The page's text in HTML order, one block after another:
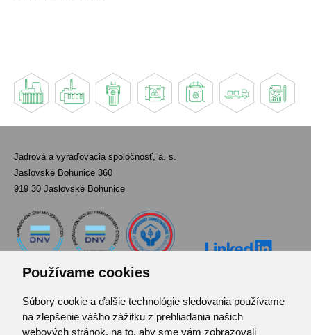
Používame cookies
Súbory cookie a ďalšie technológie sledovania používame
na zlepšenie vášho zážitku z prehliadania našich
webových stránok, na to, aby sme vám zobrazovali
Jadrová a vyraďovacia spoločnosť, a. s.
Jaslovské Bohunice 360
919 30 Jaslovské Bohunice
Kontakt
Pozvánka do infocentra